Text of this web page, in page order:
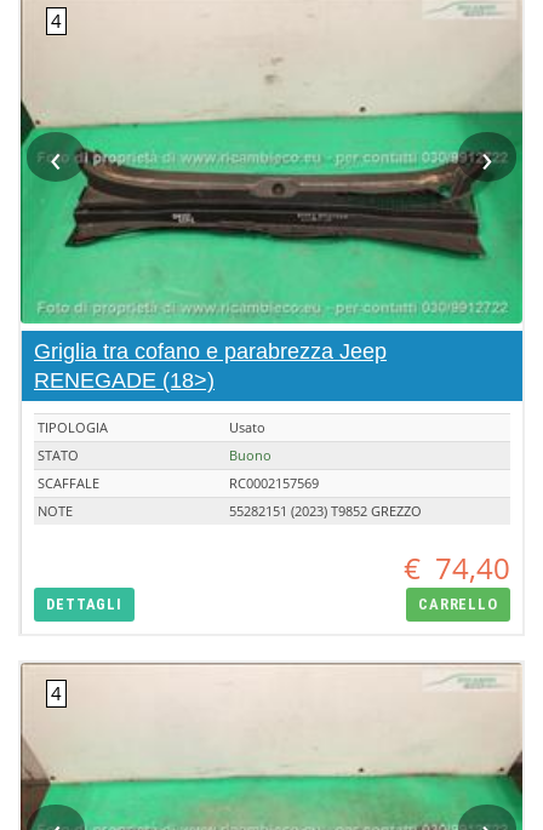
‹ ›
Griglia tra cofano e parabrezza Jeep
RENEGADE (18>)
TIPOLOGIA
Usato
STATO
Buono
SCAFFALE
RC0002157569
NOTE
55282151 (2023) T9852 GREZZO
€ 74,40
DETTAGLI CARRELLO